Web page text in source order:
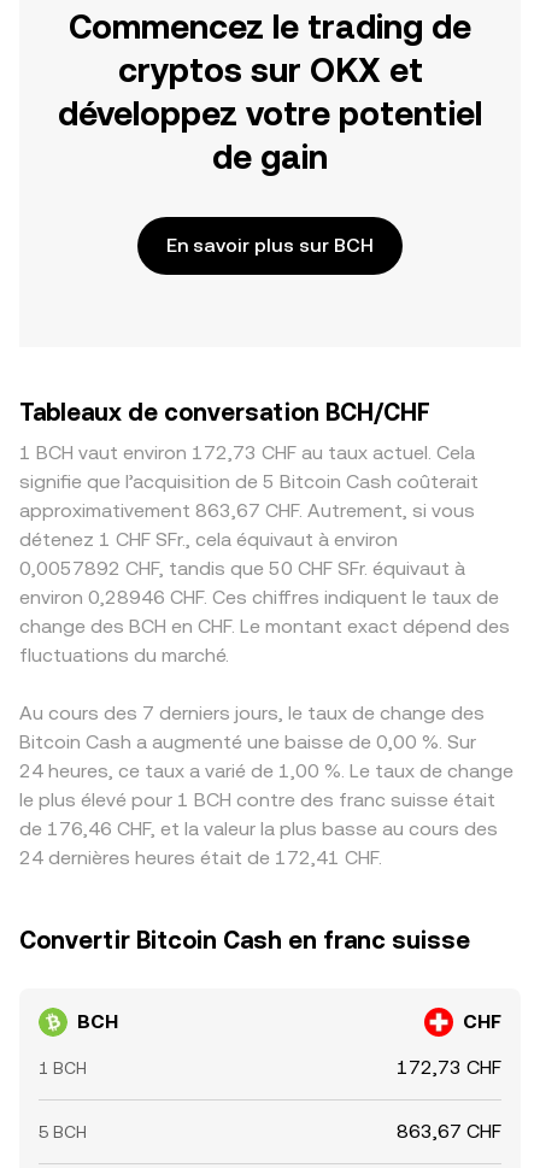
Commencez le trading de
cryptos sur OKX et
développez votre potentiel
de gain
En savoir plus sur BCH
Tableaux de conversation BCH/CHF
1 BCH vaut environ 172,73 CHF au taux actuel. Cela
signifie que l’acquisition de 5 Bitcoin Cash coûterait
approximativement 863,67 CHF. Autrement, si vous
détenez 1 CHF SFr., cela équivaut à environ
0,0057892 CHF, tandis que 50 CHF SFr. équivaut à
environ 0,28946 CHF. Ces chiffres indiquent le taux de
change des BCH en CHF. Le montant exact dépend des
fluctuations du marché.
Au cours des 7 derniers jours, le taux de change des
Bitcoin Cash a augmenté une baisse de 0,00 %. Sur
24 heures, ce taux a varié de 1,00 %. Le taux de change
le plus élevé pour 1 BCH contre des franc suisse était
de 176,46 CHF, et la valeur la plus basse au cours des
24 dernières heures était de 172,41 CHF.
Convertir Bitcoin Cash en franc suisse
BCH CHF
1 BCH 172,73 CHF
5 BCH 863,67 CHF